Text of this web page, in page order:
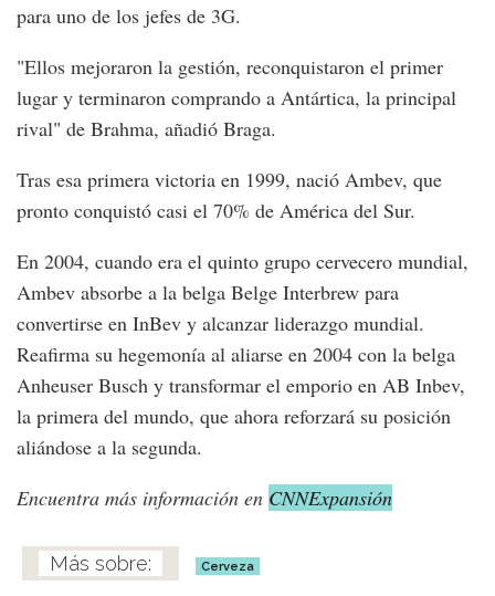
para uno de los jefes de 3G.
"Ellos mejoraron la gestión, reconquistaron el primer
lugar y terminaron comprando a Antártica, la principal
rival" de Brahma, añadió Braga.
Tras esa primera victoria en 1999, nació Ambev, que
pronto conquistó casi el 70% de América del Sur.
En 2004, cuando era el quinto grupo cervecero mundial,
Ambev absorbe a la belga Belge Interbrew para
convertirse en InBev y alcanzar liderazgo mundial.
Reafirma su hegemonía al aliarse en 2004 con la belga
Anheuser Busch y transformar el emporio en AB Inbev,
la primera del mundo, que ahora reforzará su posición
aliándose a la segunda.
Encuentra más información en CNNExpansión
Cerveza